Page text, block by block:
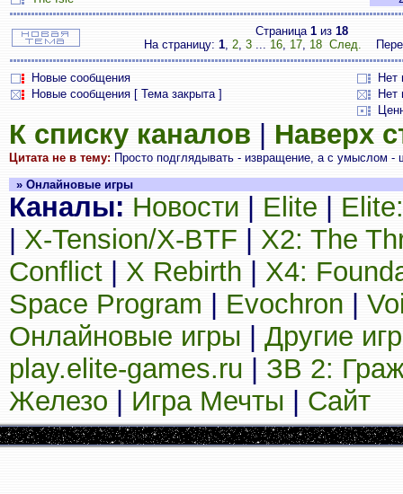
Страница 1из 18
На страницу: 1, 2, 3 ... 16, 17, 18 След.
Новые сообщения
Нет
Новые сообщения [ Тема закрыта ]
Нет
К списку каналов Наверх
Цитата не в тему: Просто подглядывать - извращение, а с умыслом -
» Онлайновые игры
Каналы: Новости Elite
X-Tension/X-BTF
X2: The
Conflict
X Rebirth
X4:
Space Program
Evochron
Онлайновые игры
Другие
play.elite-games.ru
ЗВ 2:
Железо
Игра Мечты Сайт